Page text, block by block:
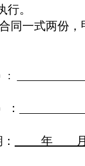
行。
同一式两份，
:
：
年 月